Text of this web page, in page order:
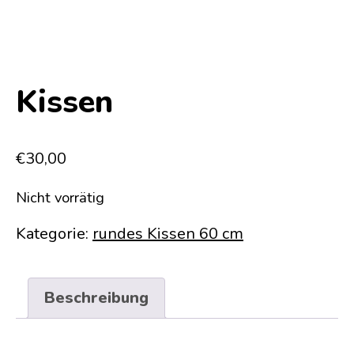
Kissen
€30,00
Nicht vorrätig
Kategorie: rundes Kissen 60 cm
Beschreibung